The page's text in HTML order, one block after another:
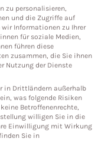
zu personalisieren,
und die Zugriffe auf
wir Informationen zu Ihrer
für soziale Medien,
führen diese
zusammen, die Sie ihnen
Nutzung der Dienste
in Drittländern außerhalb
was folgende Risiken
Betroffenenrechte,
willigen Sie in die
Einwilligung mit Wirkung
Sie in